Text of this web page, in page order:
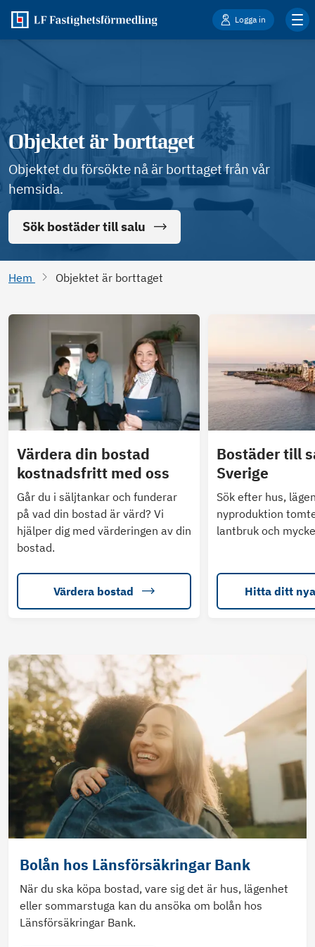
Logga in
Objektet är borttaget
Objektet du försökte nå är borttaget från vår
hemsida.
Sök bostäder till salu
Hem Objektet är borttaget
Värdera din bostad
kostnadsfritt med oss
Går du i säljtankar och funderar
på vad din bostad är värd? Vi
hjälper dig med värderingen av din
bostad.
Värdera bostad
Bostäder till
Sverige
Sök efter hus,
nyproduktion
lantbruk och
Hitta ditt
Bolån hos Länsförsäkringar Bank
När du ska köpa bostad, vare sig det är hus, lägenhet
eller sommarstuga kan du ansöka om bolån hos
Länsförsäkringar Bank.